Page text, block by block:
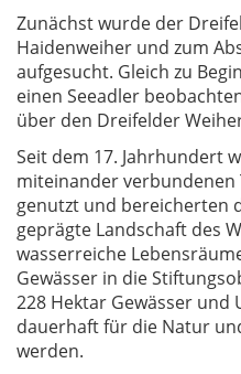
Zunächst wurde der
Haidenweiher und zum
aufgesucht. Gleich zu
einen Seeadler
über den Dreifelder
Seit dem 17. Jahrhundert
miteinander verbundenen
genutzt und bereicherten
geprägte Landschaft des
wasserreiche
Gewässer in die
228 Hektar Gewässer und
dauerhaft für die Natur
werden.